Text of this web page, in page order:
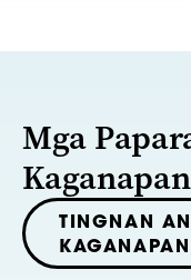
Mga
Kaganapan
TINGNAN
KAGANAPAN